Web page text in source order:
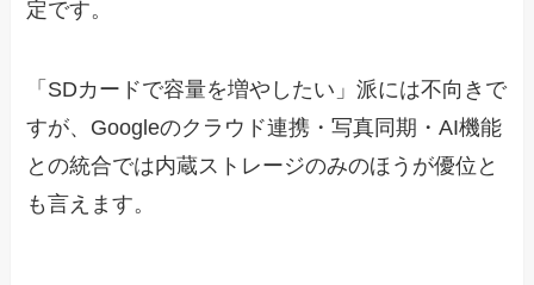
定です。
「SDカードで容量を増やしたい」派には不向きで
すが、Googleのクラウド連携・写真同期・AI機能
との統合では内蔵ストレージのみのほうが優位と
も言えます。